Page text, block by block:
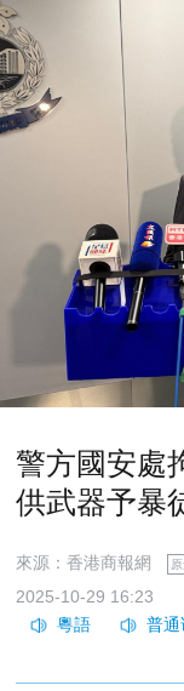
警方國安處
供武器予暴
來源：香港商報網
2025-10-29 16:23